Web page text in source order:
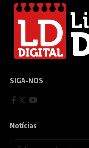
SIGA-NOS
Notícias